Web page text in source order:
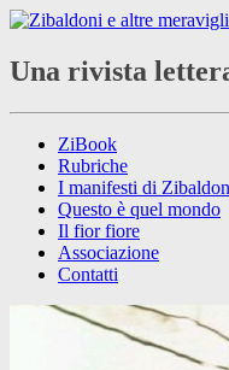
Una rivista
ZiBook
Rubriche
I manifesti di
Questo è quel mondo
Il fior fiore
Associazione
Contatti